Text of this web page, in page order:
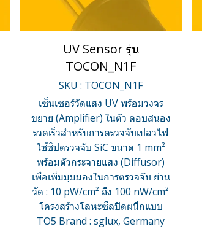
UV Sensor รุ่น
TOCON_N1F
SKU : TOCON_N1F
เซ็นเซอร์วัดแสง UV พร้อมวงจร
ขยาย (Amplifier) ในตัว ตอบสนอง
รวดเร็วสำหรับการตรวจจับเปลวไฟ
ใช้ชิปตรวจจับ SiC ขนาด 1 mm²
พร้อมตัวกระจายแสง (Diffusor)
เพื่อเพิ่มมุมมองในการตรวจจับ ย่าน
วัด : 10 pW/cm² ถึง 100 nW/cm²
โครงสร้างโลหะซีลปิดผนึกแบบ
TO5 Brand : sglux, Germany